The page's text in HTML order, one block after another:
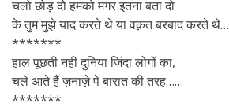
चलो छोड़ दो हमको मगर इतना बता दो
के तुम मुझे याद करते थे या वक़त बरबाद करते थे…
*******
हाल पूछती नहीं दुनिया जिंदा लोगों का,
चले आते हैं ज़नाज़े पे बारात की तरह……
*******